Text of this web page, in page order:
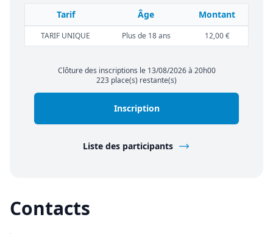
Tarif Âge Montant
TARIF UNIQUE Plus de 18 ans 12,00 €
Clôture des inscriptions le 13/08/2026 à 20h00
223 place(s) restante(s)
Inscription
Liste des participants
Contacts